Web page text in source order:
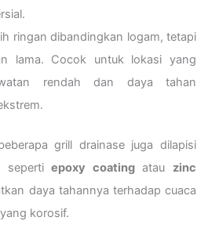
ringan dibandingkan logam, tetapi
lama. Cocok untuk lokasi yang
rendah dan daya tahan
grill drainase juga dilapisi
sepertiepoxy coatingatau zinc
daya tahannya terhadap cuaca
korosif.